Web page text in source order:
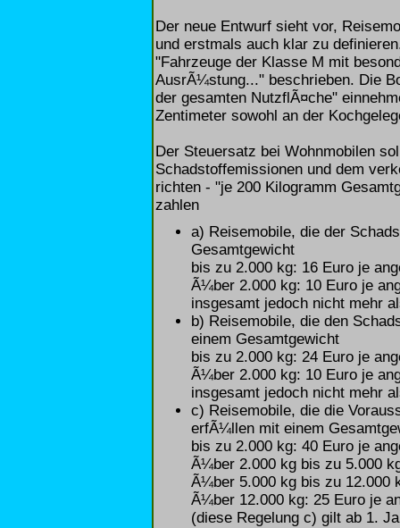
Der neue Entwurf sieht vor,
und erstmals auch klar zu
"Fahrzeuge der Klasse M mit
AusrÃ¼stung..." beschrieben. Die
der gesamten NutzflÃ¤che"
Zentimeter sowohl an der
Der Steuersatz bei Wohnmobilen
Schadstoffemissionen und dem
richten - "je 200 Kilogramm
zahlen
a) Reisemobile, die der
Gesamtgewicht
bis zu 2.000 kg: 16 Euro je
Ã¼ber 2.000 kg: 10 Euro je
insgesamt jedoch nicht mehr
b) Reisemobile, die den
einem Gesamtgewicht
bis zu 2.000 kg: 24 Euro je
Ã¼ber 2.000 kg: 10 Euro je
insgesamt jedoch nicht mehr
c) Reisemobile, die die
erfÃ¼llen mit einem
bis zu 2.000 kg: 40 Euro je
Ã¼ber 2.000 kg bis zu 5.000
Ã¼ber 5.000 kg bis zu 12.000
Ã¼ber 12.000 kg: 25 Euro je
(diese Regelung c) gilt ab 1.